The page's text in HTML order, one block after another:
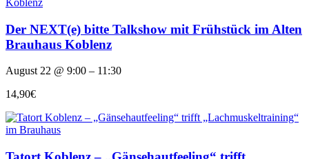
Der NEXT(e) bitte Talkshow mit Frühstück im Alten
Brauhaus Koblenz
August 22 @ 9:00 – 11:30
14,90€